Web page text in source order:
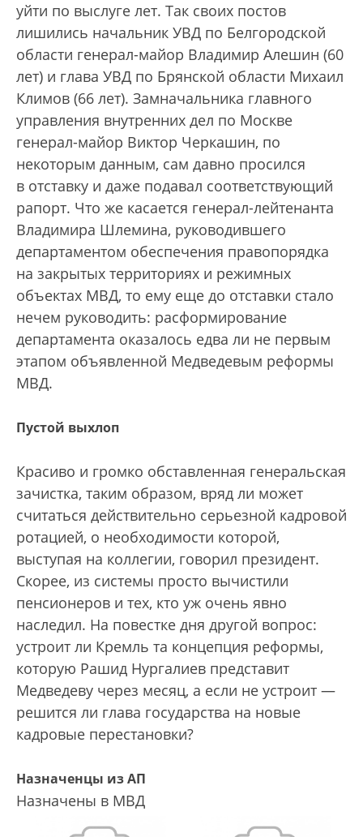
уйти по выслуге лет. Так своих постов
лишились начальник УВД по Белгородской
области генерал-майор Владимир Алешин (60
лет) и глава УВД по Брянской области Михаил
Климов (66 лет). Замначальника главного
управления внутренних дел по Москве
генерал-майор Виктор Черкашин, по
некоторым данным, сам давно просился
в отставку и даже подавал соответствующий
рапорт. Что же касается генерал-лейтенанта
Владимира Шлемина, руководившего
департаментом обеспечения правопорядка
на закрытых территориях и режимных
объектах МВД, то ему еще до отставки стало
нечем руководить: расформирование
департамента оказалось едва ли не первым
этапом объявленной Медведевым реформы
МВД.
Пустой выхлоп
Красиво и громко обставленная генеральская
зачистка, таким образом, вряд ли может
считаться действительно серьезной кадровой
ротацией, о необходимости которой,
выступая на коллегии, говорил президент.
Скорее, из системы просто вычистили
пенсионеров и тех, кто уж очень явно
наследил. На повестке дня другой вопрос:
устроит ли Кремль та концепция реформы,
которую Рашид Нургалиев представит
Медведеву через месяц, а если не устроит —
решится ли глава государства на новые
кадровые перестановки?
Назначенцы из АП
Назначены в МВД